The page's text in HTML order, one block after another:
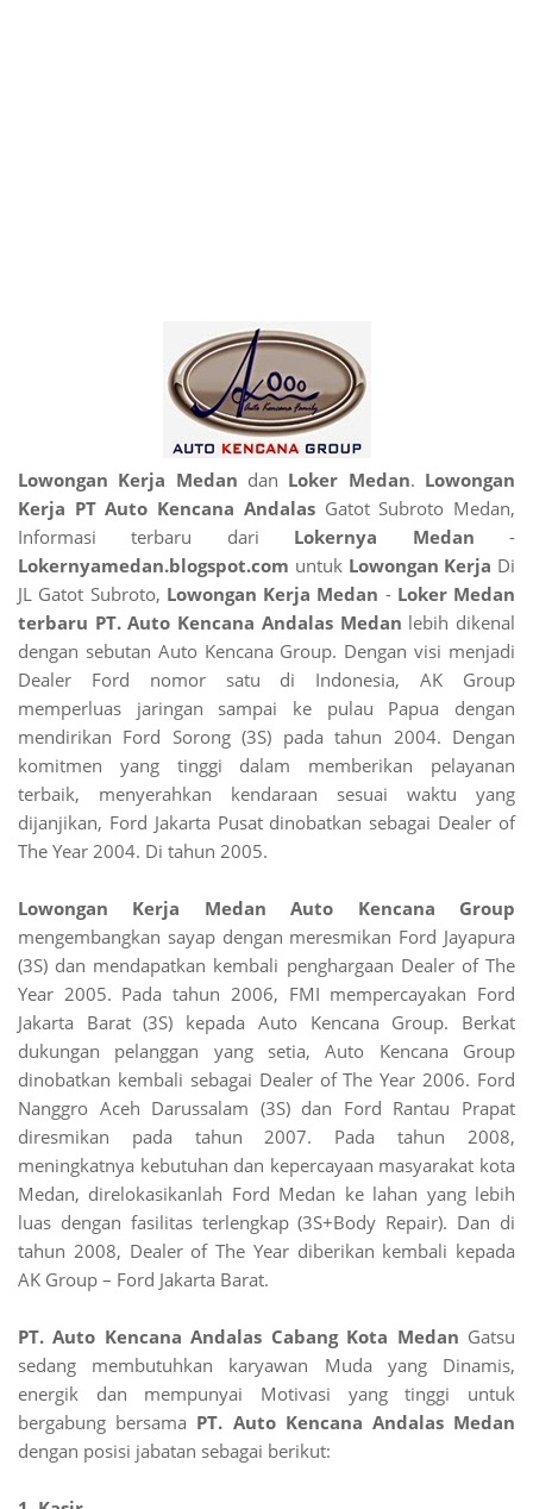
Lowongan Kerja Medan dan Loker Medan. Lowongan
Kerja PT Auto Kencana AndalasGatot Subroto Medan,
Informasi terbaru dari Lokernya Medan -
Lokernyamedan.blogspot.com untuk Lowongan Kerja Di
JL Gatot Subroto, Lowongan Kerja Medan - Loker Medan
terbaru PT. Auto Kencana Andalas Medan lebih dikenal
dengan sebutan Auto Kencana Group. Dengan visi menjadi
Dealer Ford nomor satu di Indonesia, AK Group
memperluas jaringan sampai ke pulau Papua dengan
mendirikan Ford Sorong (3S) pada tahun 2004. Dengan
komitmen yang tinggi dalam memberikan pelayanan
terbaik, menyerahkan kendaraan sesuai waktu yang
dijanjikan, Ford Jakarta Pusat dinobatkan sebagai Dealer of
The Year 2004. Di tahun 2005.
Lowongan Kerja Medan Auto Kencana Group
mengembangkan sayap dengan meresmikan Ford Jayapura
(3S) dan mendapatkan kembali penghargaan Dealer of The
Year 2005. Pada tahun 2006, FMI mempercayakan Ford
Jakarta Barat (3S) kepada Auto Kencana Group. Berkat
dukungan pelanggan yang setia, Auto Kencana Group
dinobatkan kembali sebagai Dealer of The Year 2006. Ford
Nanggro Aceh Darussalam (3S) dan Ford Rantau Prapat
diresmikan pada tahun 2007. Pada tahun 2008,
meningkatnya kebutuhan dan kepercayaan masyarakat kota
Medan, direlokasikanlah Ford Medan ke lahan yang lebih
luas dengan fasilitas terlengkap (3S+Body Repair). Dan di
tahun 2008, Dealer of The Year diberikan kembali kepada
AK Group – Ford Jakarta Barat.
PT. Auto Kencana Andalas Cabang Kota Medan Gatsu
sedang membutuhkan karyawan Muda yang Dinamis,
energik dan mempunyai Motivasi yang tinggi untuk
bergabung bersama PT. Auto Kencana Andalas Medan
dengan posisi jabatan sebagai berikut: